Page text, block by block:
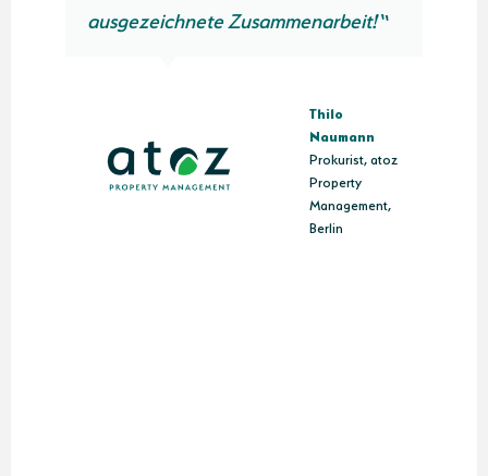
ausgezeichnete Zusammenarbeit!“
Thilo
Naumann
Prokurist, atoz
Property
Management,
Berlin